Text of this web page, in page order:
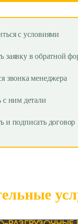
с условиями
заявку в обратной
звонка менеджера
с ним детали
и подписать договор